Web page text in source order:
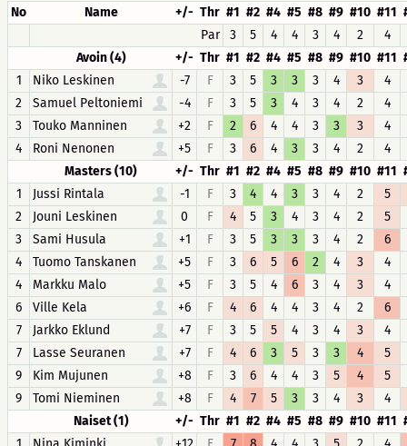
No Name +/- Thr #1 #2 #4 #5 #8 #9 #10 #11
Par
3 5 4 4 3 4 2
4
Avoin (4)
+/- Thr #1 #2 #4 #5 #8 #9 #10 #11
1
Niko Leskinen -7 F 3 5 3 3 3 4 3
4
2
Samuel Peltoniemi -4 F 3 5 3 4 3 4 2
4
3
Touko Manninen +2 F 2 6 4 4 3 3 3
4
4
Roni Nenonen +5 F 3 6 4 3 3 4 2
4
Masters (10)
+/- Thr #1 #2 #4 #5 #8 #9 #10 #11
1
Jussi Rintala -1 F 3 4 4 3 3 4 2
5
2
Jouni Leskinen 0 F 4 5 3 4 3 4 2
5
3
Sami Husula +1 F 3 5 3 3 3 4 2
6
4
Tuomo Tanskanen +5 F 3 6 5 6 2 4 3
4
4
Markku Malo +5 F 3 5 4 6 3 4 3
4
6
Ville Kela +6 F 4 6 4 4 3 4 2
6
7
Jarkko Eklund +7 F 3 5 5 4 3 4 3
4
7
Lasse Seuranen +7 F 4 6 3 5 3 3 4
5
9
Kim Mujunen +8 F 3 6 4 4 3 5 4
5
9
Tomi Nieminen +8 F 4 7 5 3 3 4 3
4
Naiset (1)
+/- Thr #1 #2 #4 #5 #8 #9 #10 #11